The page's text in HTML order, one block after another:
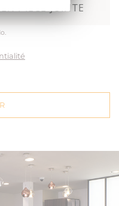
PIÈCE JOINTE